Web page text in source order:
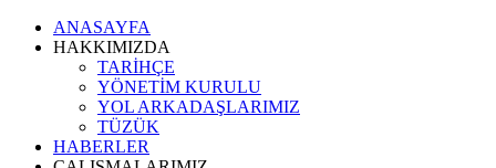
ANASAYFA
HAKKIMIZDA
TARİHÇE
YÖNETİM KURULU
YOL ARKADAŞLARIMIZ
TÜZÜK
HABERLER